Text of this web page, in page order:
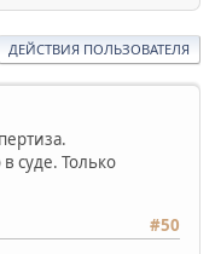
ДЕЙСТВИЯ ПОЛЬЗОВАТЕЛЯ
суде. Только
#50